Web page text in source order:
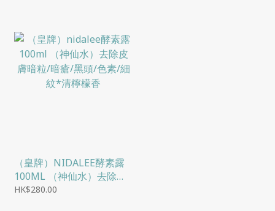
（皇牌）NIDALEE酵素露
100ML （神仙水）去除皮
膚暗粒/暗瘡/黑頭/色素/細
HK$280.00